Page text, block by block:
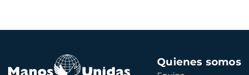
Navegación
principal
Quienes somos